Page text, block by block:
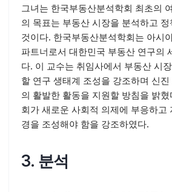
그녀는 한국부동산분석학회 최초의
의 목표는 부동산 시장을 분석하고
것이다. 한국부동산분석학회는 아시
파트너로서 대한민국 부동산 연구의
다. 이 교수는 취임사에서 부동산 시
할 연구 생태계 조성을 강조하며 신
의 활발한 활동을 지원할 방침을 밝
회가 새로운 사회적 의제에 부응하고
경을 조성해야 함을 강조하였다.
3. 분석